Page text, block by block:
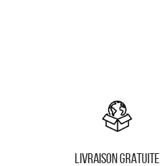
LIVRAISON GRATUITE